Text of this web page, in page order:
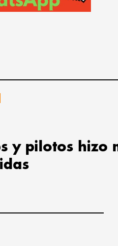
y pilotos hizo